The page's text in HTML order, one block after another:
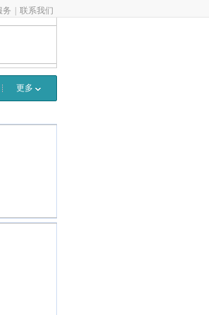
务 联系我们
更多